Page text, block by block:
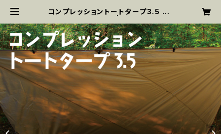
コンプレッショントートタープ3.5 TT